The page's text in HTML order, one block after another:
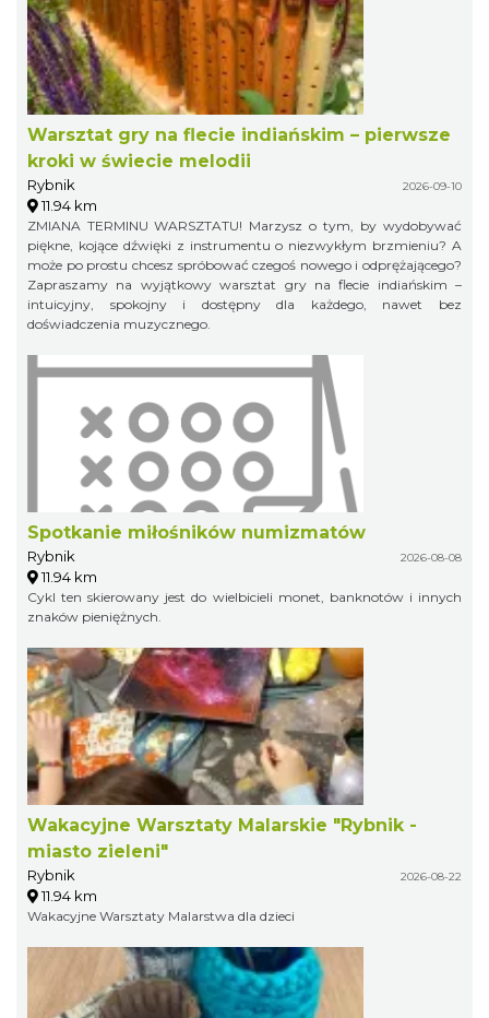
Warsztat gry na flecie indiańskim – pierwsze
kroki w świecie melodii
Rybnik 2026-09-10
11.94 km
ZMIANA TERMINU WARSZTATU! Marzysz o tym, by wydobywać
piękne, kojące dźwięki z instrumentu o niezwykłym brzmieniu? A
może po prostu chcesz spróbować czegoś nowego i odprężającego?
Zapraszamy na wyjątkowy warsztat gry na flecie indiańskim –
intuicyjny, spokojny i dostępny dla każdego, nawet bez
doświadczenia muzycznego.
Spotkanie miłośników numizmatów
Rybnik 2026-08-08
11.94 km
Cykl ten skierowany jest do wielbicieli monet, banknotów i innych
znaków pieniężnych.
Wakacyjne Warsztaty Malarskie "Rybnik -
miasto zieleni"
Rybnik 2026-08-22
11.94 km
Wakacyjne Warsztaty Malarstwa dla dzieci